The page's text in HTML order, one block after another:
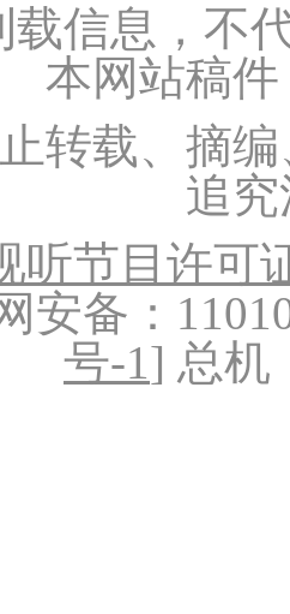
载信息，不
本网站稿
转载、摘
追
听节目许可
安备：
号-1] 总机